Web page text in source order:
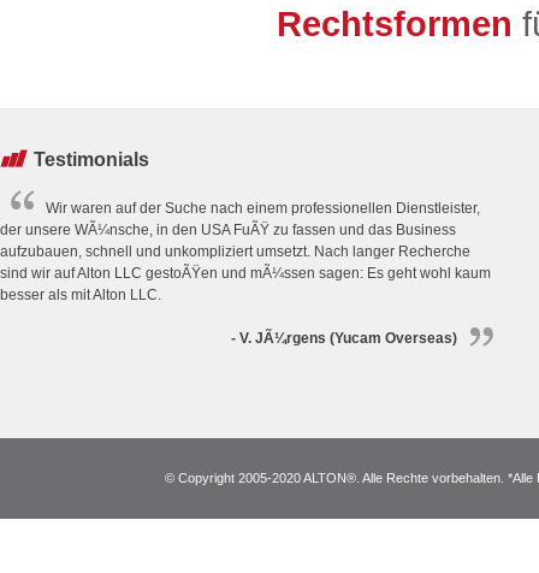
Rechtsformen
Testimonials
Wir waren auf der Suche nach einem professionellen Dienstleister,
der unsere WÃ¼nsche, in den USA FuÃŸ zu fassen und das Business
aufzubauen, schnell und unkompliziert umsetzt. Nach langer Recherche
sind wir auf Alton LLC gestoÃŸen und mÃ¼ssen sagen: Es geht wohl kaum
besser als mit Alton LLC.
- V. JÃ¼rgens (Yucam Overseas)
© Copyright 2005-2020 ALTON®. Alle Rechte vorbehalten.